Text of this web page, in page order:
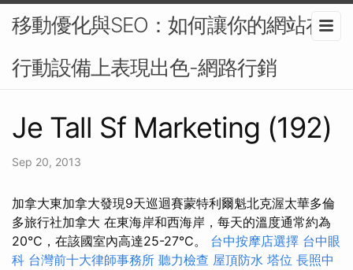
移動優化與SEO：如何讓你的網站在
行動設備上表現出色-網路行銷
Je Tall Sf Marketing (192)
Sep 20, 2013
加拿大東加拿大發現9天巡迴賽蒙特利爾魁北克渥太華多倫
多旅行社加拿大 在東海岸和西海岸，每天的溫度通常約為
20°C，在該國室內高達25-27°C。 台中按摩店選擇 台中眼
科 台灣前十大律師事務所 聽力檢查 屋頂防水 塔位 長照中